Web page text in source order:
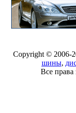
Copyright © 2006-
шины,
Все